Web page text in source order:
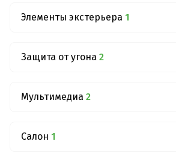
Элементы экстерьера 1
Защита от угона 2
Мультимедиа 2
Салон 1